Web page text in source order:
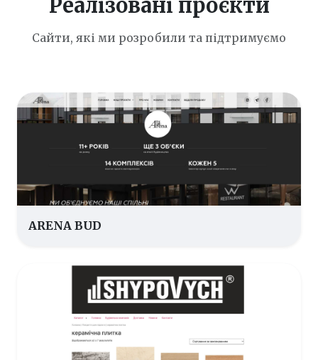
Реалізовані проєкти
Сайти, які ми розробили та підтримуємо
ARENA BUD